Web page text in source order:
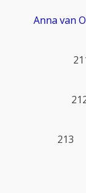
Anna van
213